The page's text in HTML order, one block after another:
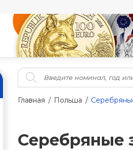
Главная Польша
Серебряные